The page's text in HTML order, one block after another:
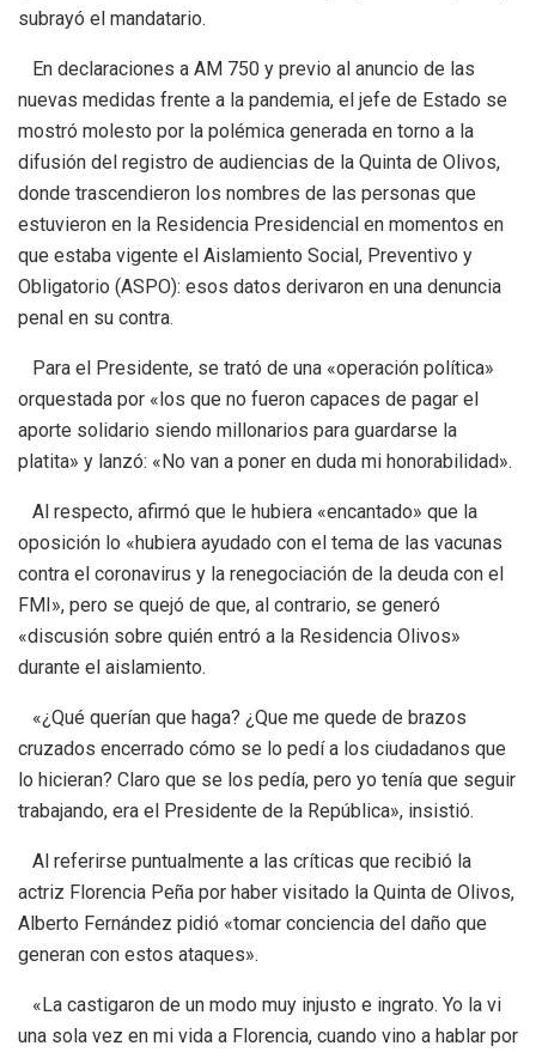
subrayó el mandatario.
En declaraciones a AM 750 y previo al anuncio de las
nuevas medidas frente a la pandemia, el jefe de Estado se
mostró molesto por la polémica generada en torno a la
difusión del registro de audiencias de la Quinta de Olivos,
donde trascendieron los nombres de las personas que
estuvieron en la Residencia Presidencial en momentos en
que estaba vigente el Aislamiento Social, Preventivo y
Obligatorio (ASPO): esos datos derivaron en una denuncia
penal en su contra.
Para el Presidente, se trató de una «operación política»
orquestada por «los que no fueron capaces de pagar el
aporte solidario siendo millonarios para guardarse la
platita» y lanzó: «No van a poner en duda mi honorabilidad».
Al respecto, afirmó que le hubiera «encantado» que la
oposición lo «hubiera ayudado con el tema de las vacunas
contra el coronavirus y la renegociación de la deuda con el
FMI», pero se quejó de que, al contrario, se generó
«discusión sobre quién entró a la Residencia Olivos»
durante el aislamiento.
«¿Qué querían que haga? ¿Que me quede de brazos
cruzados encerrado cómo se lo pedí a los ciudadanos que
lo hicieran? Claro que se los pedía, pero yo tenía que seguir
trabajando, era el Presidente de la República», insistió.
Al referirse puntualmente a las críticas que recibió la
actriz Florencia Peña por haber visitado la Quinta de Olivos,
Alberto Fernández pidió «tomar conciencia del daño que
generan con estos ataques».
«La castigaron de un modo muy injusto e ingrato. Yo la vi
una sola vez en mi vida a Florencia, cuando vino a hablar por